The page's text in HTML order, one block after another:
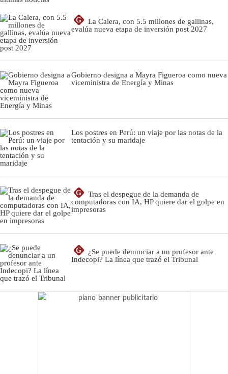
G
La Calera, con 5.5 millones de gallinas,
evalúa nueva etapa de inversión post 2027
Gobierno designa a Mayra Figueroa como nueva
viceministra de Energía y Minas
Los postres en Perú: un viaje por las notas de la
tentación y su maridaje
G
Tras el despegue de la demanda de
computadoras con IA, HP quiere dar el golpe en
impresoras
G
¿Se puede denunciar a un profesor ante
Indecopi? La línea que trazó el Tribunal